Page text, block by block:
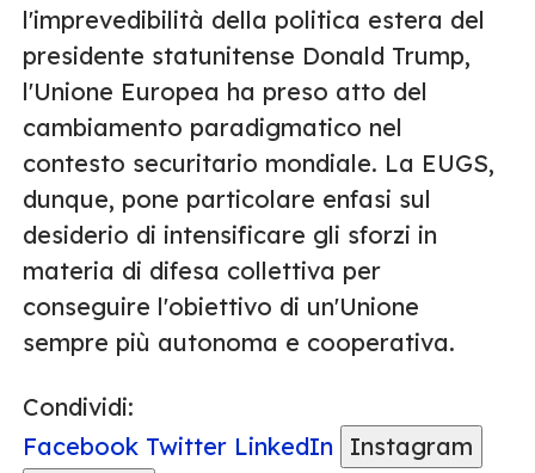
l'imprevedibilità della politica estera del
presidente statunitense Donald Trump,
l'Unione Europea ha preso atto del
cambiamento paradigmatico nel
contesto securitario mondiale. La EUGS,
dunque, pone particolare enfasi sul
desiderio di intensificare gli sforzi in
materia di difesa collettiva per
conseguire l'obiettivo di un'Unione
sempre più autonoma e cooperativa.
Condividi:
Facebook Twitter LinkedIn
Instagram